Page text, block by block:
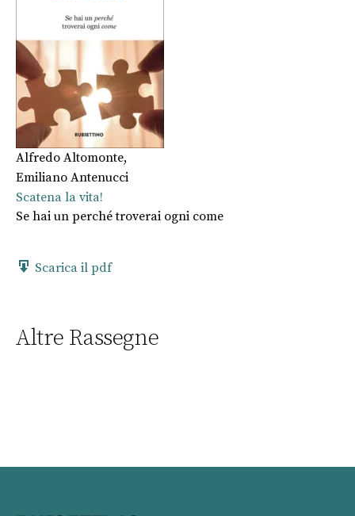
Alfredo Altomonte,
Emiliano Antenucci
Scatena la vita!
Se hai un perché troverai ogni come
Scarica il pdf
Altre Rassegne